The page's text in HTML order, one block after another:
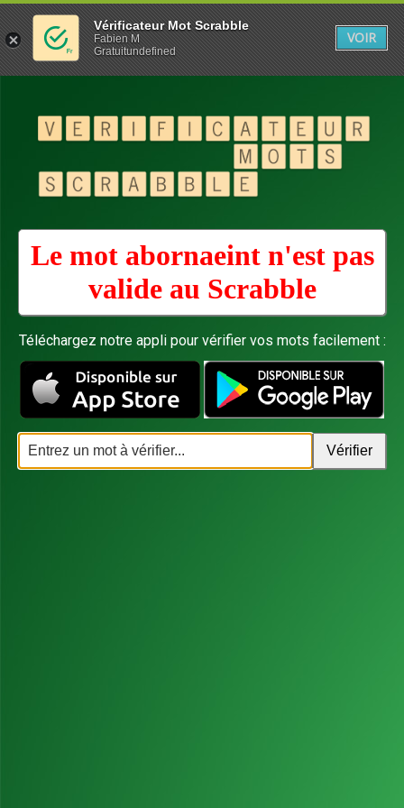
Le mot abornaeint n'est pas
valide au Scrabble
Téléchargez notre appli pour vérifier vos mots facilement :
Vérificateur Mot Scrabble
Fabien M
Gratuitundefined
VOIR